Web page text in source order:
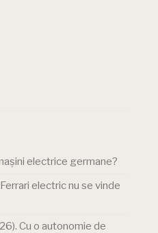
electrice germane?
electric nu se vinde
Cu o autonomie de